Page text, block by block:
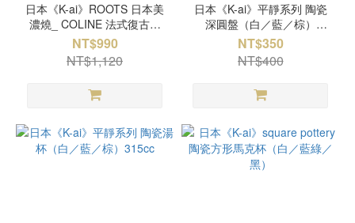
日本《K-ai》ROOTS 日本美
濃燒_ COLINE 法式復古系
列 陶瓷八角長盤 -灰白/琥珀/
錫灰
NT$990
NT$1,120
日本《K-ai》平靜系列 陶瓷
深圓盤（白／藍／棕）
22.5cm
NT$350
NT$400